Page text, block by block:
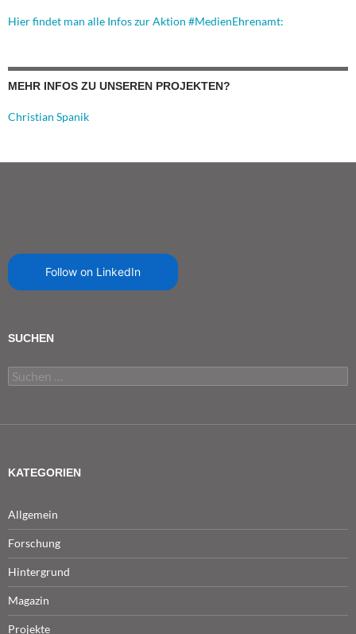
Hier findet man alle Infos zur Aktion #MedienEhrenamt:
MEHR INFOS ZU UNSEREN PROJEKTEN?
Christian Spanik
Follow on LinkedIn
SUCHEN
Suchen
nach:
KATEGORIEN
Allgemein
Forschung
Hintergrund
Magazin
Projekte